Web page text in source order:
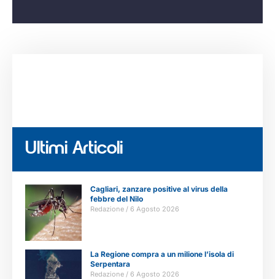
Ultimi Articoli
Cagliari, zanzare positive al virus della
febbre del Nilo
Redazione 6 Agosto 2026
La Regione compra a un milione l’isola di
Serpentara
Redazione 6 Agosto 2026